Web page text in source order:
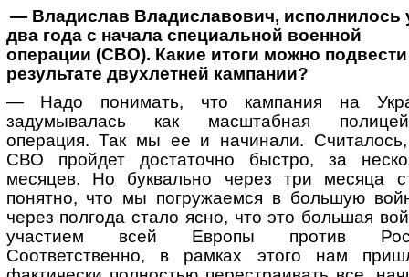
— Владислав Владиславович, исполнилось
два года с начала специальной военной
операции (СВО). Какие итоги можно
результате двухлетней кампании?
— Надо понимать, что кампания на
задумывалась как масштабная
операция. Так мы ее и начинали.
СВО пройдет достаточно быстро, за
месяцев. Но буквально через три месяца
понятно, что мы погружаемся в большую
через полгода стало ясно, что это большая
участием всей Европы против
Соответственно, в рамках этого нам